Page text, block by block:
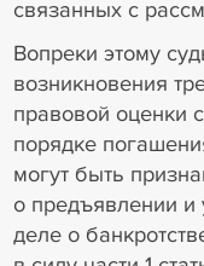
связанных с
Вопреки этому
возникновения
правовой оценки
порядке
могут быть
о предъявлении и
деле о